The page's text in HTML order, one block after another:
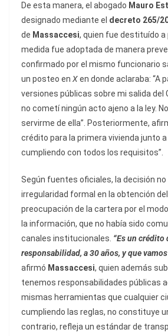
De esta manera, el abogado Mauro
designado mediante el decreto 265/
de Massaccesi, quien fue destituído a
medida fue adoptada de manera
confirmado por el mismo funcionario
un posteo en Xen donde aclaraba: “A
versiones públicas sobre mi salida del
no cometí ningún acto ajeno a la ley.
servirme de ella”. Posteriormente,
crédito para la primera vivienda junto a
cumpliendo con todos los requisitos”.
Según fuentes oficiales, la decisión no
irregularidad formal en la obtención
preocupación de la cartera por el
la información, que no había sido
canales institucionales. “Es un crédito
responsabilidad, a 30 años, y que
afirmó Massaccesi, quien además
tenemos responsabilidades públicas
mismas herramientas que cualquier
cumpliendo las reglas, no constituye
contrario, refleja un estándar de